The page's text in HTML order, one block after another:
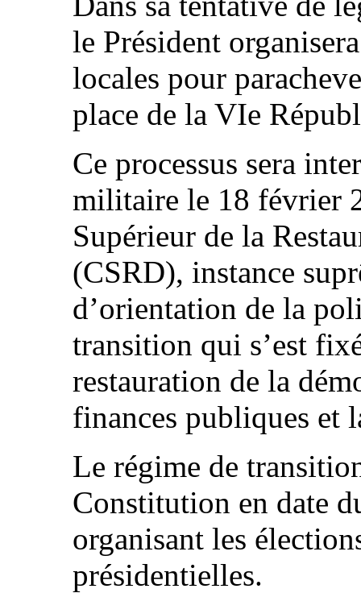
le Président
locales pour
place de la VIe
Ce processus sera
militaire le 18 février
Supérieur de la
(CSRD), instance
d’orientation de la
transition qui s’est
restauration de la
finances publiques et
Le régime de
Constitution en date
organisant les
présidentielles.